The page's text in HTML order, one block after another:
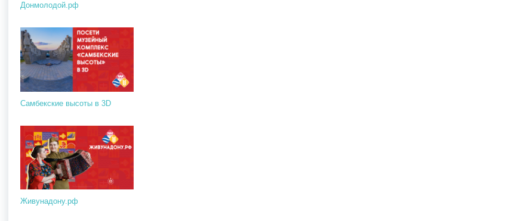
Донмолодой.рф
Самбекские высоты в 3D
Живунадону.рф